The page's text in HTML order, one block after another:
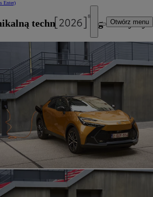
Enter)
Otwórz menu
technologią plug-in Toyoty